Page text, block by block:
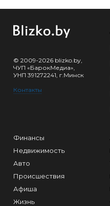
© 2009-2026 blizko.by,
ЧУП «БарокМедиа»,
УНП 391272241, г.Минск
Контакты
Финансы
Недвижимость
Авто
Происшествия
Афиша
Жизнь